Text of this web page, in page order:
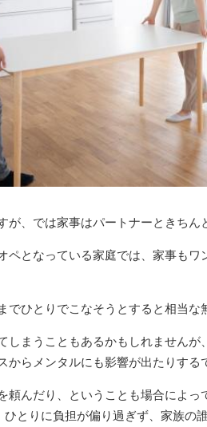
が、では家事はパートナーときちん
ペとなっている家庭では、家事もワ
ひとりでこなそうとすると相当な
しまうこともあるかもしれませんが
らメンタルにも影響が出たりする
頼んだり、ということも場合によっ
ひとりに負担が偏り過ぎず、家族の